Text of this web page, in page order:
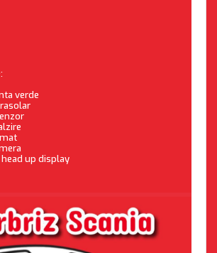
verde
up display